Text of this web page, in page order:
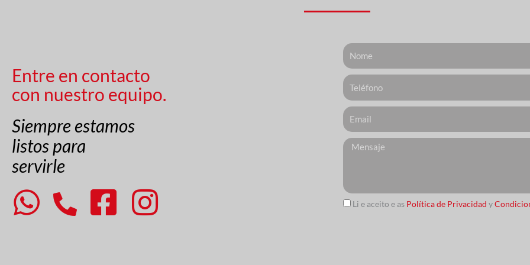
Entre en contacto
con nuestro equipo.
Siempre estamos
listos para
servirle
Nome
Telefone
Email
Messagem
Li e aceito e as Política de Privacidad y